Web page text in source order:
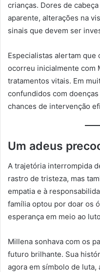
crianças. Dores de
aparente, alterações na
sinais que devem ser
Especialistas alertam que
ocorreu inicialmente com
tratamentos vitais. Em
confundidos com
chances de intervenção
Um adeus
A trajetória interrompida
rastro de tristeza, mas
empatia e à
família optou por doar os
esperança em meio ao
Millena sonhava com os
futuro brilhante. Sua
agora em símbolo de